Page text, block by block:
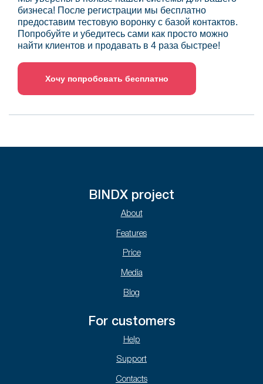
бизнеса! После регистрации мы бесплатно
предоставим тестовую воронку с базой контактов.
Попробуйте и убедитесь сами как просто можно
найти клиентов и продавать в 4 раза быстрее!
Хочу попробовать бесплатно
BINDX project
About
Features
Price
Media
Blog
For customers
Help
Support
Contacts